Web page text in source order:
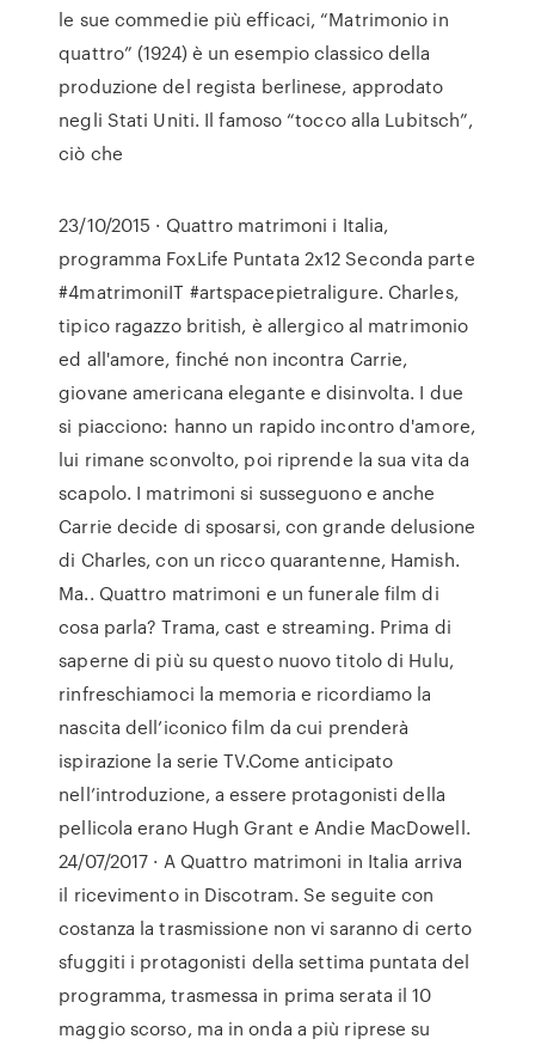
le sue commedie più efficaci, “Matrimonio in
quattro” (1924) è un esempio classico della
produzione del regista berlinese, approdato
negli Stati Uniti. Il famoso “tocco alla Lubitsch”,
ciò che
23/10/2015 · Quattro matrimoni i Italia,
programma FoxLife Puntata 2x12 Seconda parte
#4matrimoniIT #artspacepietraligure. Charles,
tipico ragazzo british, è allergico al matrimonio
ed all'amore, finché non incontra Carrie,
giovane americana elegante e disinvolta. I due
si piacciono: hanno un rapido incontro d'amore,
lui rimane sconvolto, poi riprende la sua vita da
scapolo. I matrimoni si susseguono e anche
Carrie decide di sposarsi, con grande delusione
di Charles, con un ricco quarantenne, Hamish.
Ma.. Quattro matrimoni e un funerale film di
cosa parla? Trama, cast e streaming. Prima di
saperne di più su questo nuovo titolo di Hulu,
rinfreschiamoci la memoria e ricordiamo la
nascita dell’iconico film da cui prenderà
ispirazione la serie TV.Come anticipato
nell’introduzione, a essere protagonisti della
pellicola erano Hugh Grant e Andie MacDowell.
24/07/2017 · A Quattro matrimoni in Italia arriva
il ricevimento in Discotram. Se seguite con
costanza la trasmissione non vi saranno di certo
sfuggiti i protagonisti della settima puntata del
programma, trasmessa in prima serata il 10
maggio scorso, ma in onda a più riprese su